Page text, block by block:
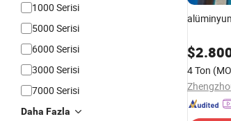
1000 Serisi
5000 Serisi
6000 Serisi
3000 Serisi
7000 Serisi
Daha Fazla
$
4 Ton